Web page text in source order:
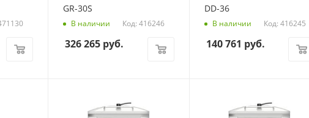
GR-30S
В наличии Код: 416246
326 265руб.
DD-36
В наличии Код: 416245
140 761 руб.